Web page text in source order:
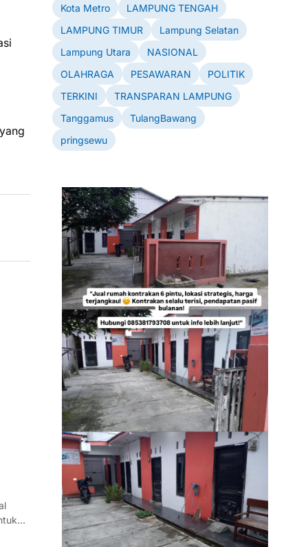
Kota Metro
LAMPUNG TENGAH
LAMPUNG TIMUR
Lampung Selatan
Lampung Utara
NASIONAL
OLAHRAGA
PESAWARAN
POLITIK
TERKINI
TRANSPARAN LAMPUNG
Tanggamus
TulangBawang
pringsewu